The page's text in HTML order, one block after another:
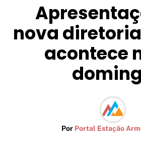
nova
acontece
Por Portal Estação